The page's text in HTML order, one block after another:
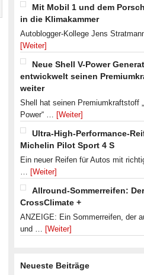
Mit Mobil 1 und dem
in die Klimakammer
Autoblogger-Kollege Jens
[Weiter]
Neue Shell V-Power
entwickwelt seinen
weiter
Shell hat seinen Premiumkraftstoff
Power“ … [Weiter]
Ultra-High-Performance-
Michelin Pilot Sport 4 S
Ein neuer Reifen für Autos mit
… [Weiter]
Allround-Sommerreifen:
CrossClimate +
ANZEIGE: Ein Sommerreifen, der
und … [Weiter]
Neueste Beiträge